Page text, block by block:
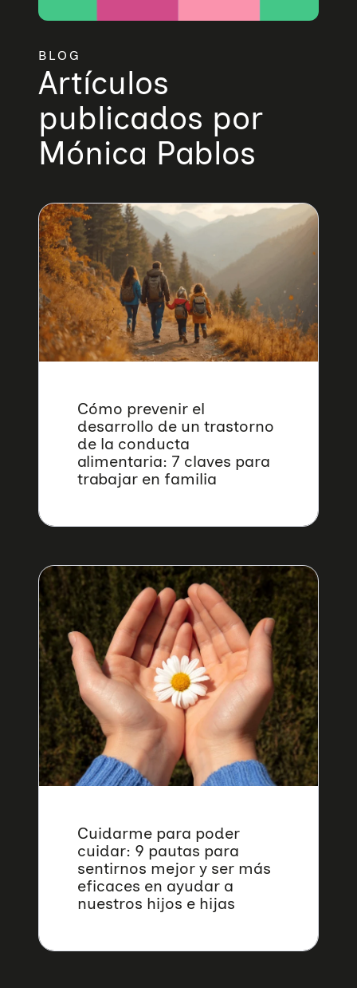
BLOG
Artículos
publicados por
Mónica Pablos
Cómo prevenir el
desarrollo de un trastorno
de la conducta
alimentaria: 7 claves para
trabajar en familia
Cuidarme para poder
cuidar: 9 pautas para
sentirnos mejor y ser más
eficaces en ayudar a
nuestros hijos e hijas